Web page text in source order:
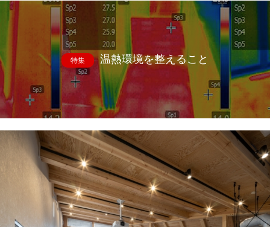
特集 温熱環境を整えること